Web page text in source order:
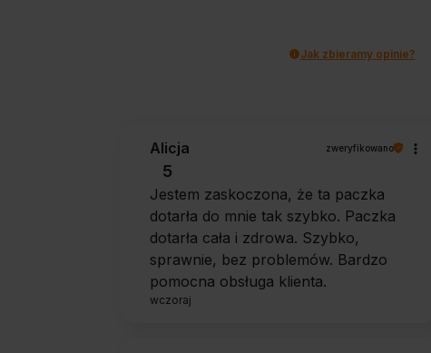
Jak zbieramy opinie?
Alicja zweryfikowano
5
Jestem zaskoczona, że ta paczka
dotarła do mnie tak szybko. Paczka
dotarła cała i zdrowa. Szybko,
sprawnie, bez problemów. Bardzo
pomocna obsługa klienta.
wczoraj